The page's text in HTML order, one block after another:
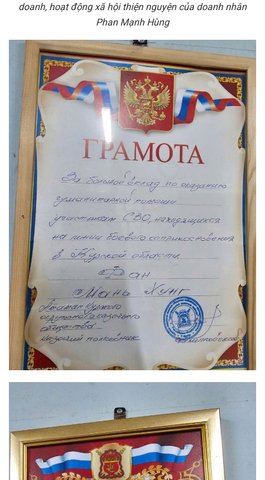
doanh, hoạt động xã hội thiện nguyện của doanh nhân
Phan Mạnh Hùng